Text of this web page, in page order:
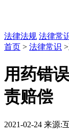
法律法规 法律常
首页 > 法律常识
用药错
责赔偿
2021-02-24 来源: